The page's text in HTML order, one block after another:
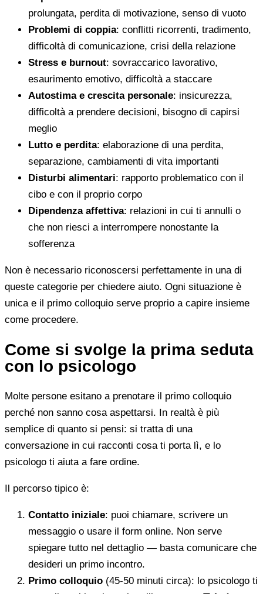
prolungata, perdita di motivazione, senso di vuoto
Problemi di coppia: conflitti ricorrenti, tradimento,
difficoltà di comunicazione, crisi della relazione
Stress e burnout: sovraccarico lavorativo,
esaurimento emotivo, difficoltà a staccare
Autostima e crescita personale: insicurezza,
difficoltà a prendere decisioni, bisogno di capirsi
meglio
Lutto e perdita: elaborazione di una perdita,
separazione, cambiamenti di vita importanti
Disturbi alimentari: rapporto problematico con il
cibo e con il proprio corpo
Dipendenza affettiva: relazioni in cui ti annulli o
che non riesci a interrompere nonostante la
sofferenza
Non è necessario riconoscersi perfettamente in una di
queste categorie per chiedere aiuto. Ogni situazione è
unica e il primo colloquio serve proprio a capire insieme
come procedere.
Come si svolge la prima seduta
con lo psicologo
Molte persone esitano a prenotare il primo colloquio
perché non sanno cosa aspettarsi. In realtà è più
semplice di quanto si pensi: si tratta di una
conversazione in cui racconti cosa ti porta lì, e lo
psicologo ti aiuta a fare ordine.
Il percorso tipico è:
Contatto iniziale: puoi chiamare, scrivere un
messaggio o usare il form online. Non serve
spiegare tutto nel dettaglio — basta comunicare che
desideri un primo incontro.
Primo colloquio (45-50 minuti circa): lo psicologo ti